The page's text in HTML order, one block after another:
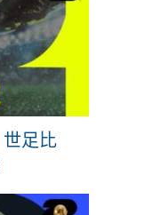
足比